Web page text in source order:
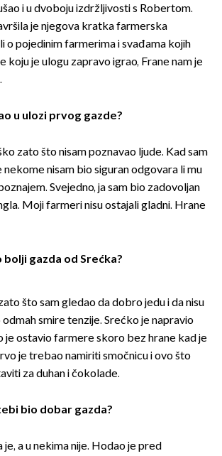
i u dvoboju izdržljivosti s Robertom.
je njegova kratka farmerska
o pojedinim farmerima i svađama kojih
koju je ulogu zapravo igrao, Frane nam je
u ulozi prvog gazde?
zato što nisam poznavao ljude. Kad sam
nisam bio siguran odgovara li mu
Svejedno, ja sam bio zadovoljan
Moji farmeri nisu ostajali gladni. Hrane
bolji gazda od Srećka?
što sam gledao da dobro jedu i da nisu
smire tenzije. Srećko je napravio
je ostavio farmere skoro bez hrane kad je
je trebao namiriti smočnicu i ovo što
za duhan i čokolade.
bio dobar gazda?
a u nekima nije. Hodao je pred